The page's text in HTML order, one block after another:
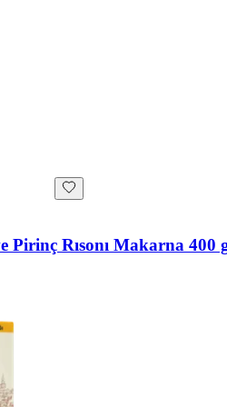
Pirinç Rısonı Makarna 400